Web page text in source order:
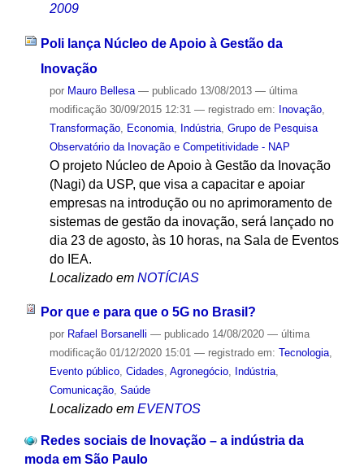
2009
Poli lança Núcleo de Apoio à Gestão da
Inovação
por Mauro Bellesa — publicado13/08/2013 — última
modificação30/09/2015 12:31 — registrado em: Inovação,
Transformação, Economia, Indústria, Grupo de Pesquisa
Observatório da Inovação e Competitividade - NAP
O projeto Núcleo de Apoio à Gestão da Inovação
(Nagi) da USP, que visa a capacitar e apoiar
empresas na introdução ou no aprimoramento de
sistemas de gestão da inovação, será lançado no
dia 23 de agosto, às 10 horas, na Sala de Eventos
do IEA.
Localizado em NOTÍCIAS
Por que e para que o 5G no Brasil?
por Rafael Borsanelli — publicado14/08/2020 — última
modificação01/12/2020 15:01 — registrado em: Tecnologia,
Evento público, Cidades, Agronegócio, Indústria,
Comunicação, Saúde
Localizado em EVENTOS
Redes sociais de Inovação – a indústria da
moda em São Paulo